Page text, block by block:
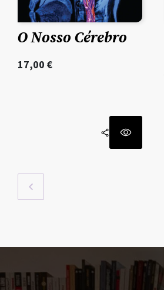
O Nosso Cérebro
17,00 €